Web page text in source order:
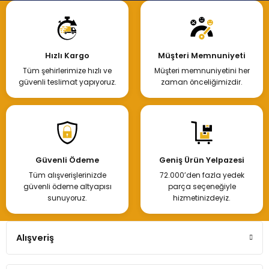
Hızlı Kargo
Tüm şehirlerimize hızlı ve
güvenli teslimat yapıyoruz.
Müşteri Memnuniyeti
Müşteri memnuniyetini her
zaman önceliğimizdir.
Güvenli Ödeme
Tüm alışverişlerinizde
güvenli ödeme altyapısı
sunuyoruz.
Geniş Ürün Yelpazesi
72.000’den fazla yedek
parça seçeneğiyle
hizmetinizdeyiz.
Alışveriş